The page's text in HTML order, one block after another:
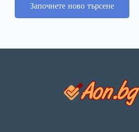
Започнете ново търсене